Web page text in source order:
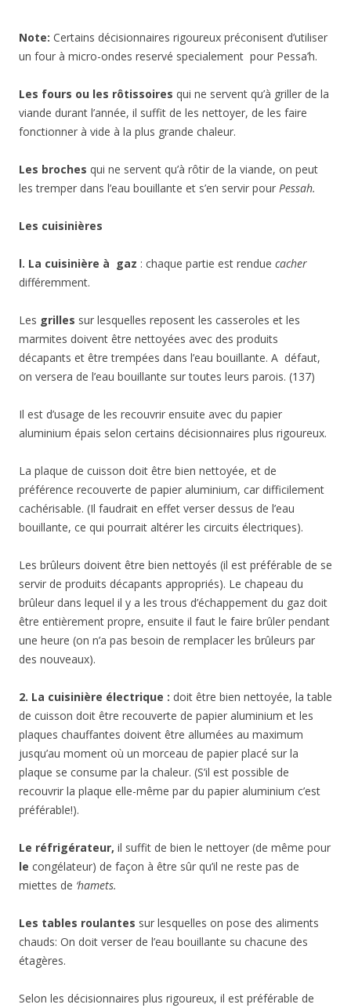
Note: Certains décisionnaires rigoureux préconisent d’utiliser
un four à micro-ondes reservé specialement pour Pessa’h.
Les fours ou les rôtissoires qui ne servent qu’à griller de la
viande durant l’année, il suffit de les nettoyer, de les faire
fonctionner à vide à la plus grande chaleur.
Les broches qui ne servent qu’à rôtir de la viande, on peut
les tremper dans l’eau bouillante et s’en servir pour Pessah.
Les cuisinières
l. La cuisinière à gaz : chaque partie est rendue cacher
différemment.
Les grilles sur lesquelles reposent les casseroles et les
marmites doivent être nettoyées avec des produits
décapants et être trempées dans l’eau bouillante. A défaut,
on versera de l’eau bouillante sur toutes leurs parois. (137)
Il est d’usage de les recouvrir ensuite avec du papier
aluminium épais selon certains décisionnaires plus rigoureux.
La plaque de cuisson doit être bien nettoyée, et de
préférence recouverte de papier aluminium, car difficilement
cachérisable. (Il faudrait en effet verser dessus de l’eau
bouillante, ce qui pourrait altérer les circuits électriques).
Les brûleurs doivent être bien nettoyés (il est préférable de se
servir de produits décapants appropriés). Le chapeau du
brûleur dans lequel il y a les trous d’échappement du gaz doit
être entièrement propre, ensuite il faut le faire brûler pendant
une heure (on n’a pas besoin de remplacer les brûleurs par
des nouveaux).
2. La cuisinière électrique : doit être bien nettoyée, la table
de cuisson doit être recouverte de papier aluminium et les
plaques chauffantes doivent être allumées au maximum
jusqu’au moment où un morceau de papier placé sur la
plaque se consume par la chaleur. (S’il est possible de
recouvrir la plaque elle-même par du papier aluminium c’est
préférable!).
Le réfrigérateur, il suffit de bien le nettoyer (de même pour
le congélateur) de façon à être sûr qu’il ne reste pas de
miettes de ‘hamets.
Les tables roulantes sur lesquelles on pose des aliments
chauds: On doit verser de l’eau bouillante su chacune des
étagères.
Selon les décisionnaires plus rigoureux, il est préférable de